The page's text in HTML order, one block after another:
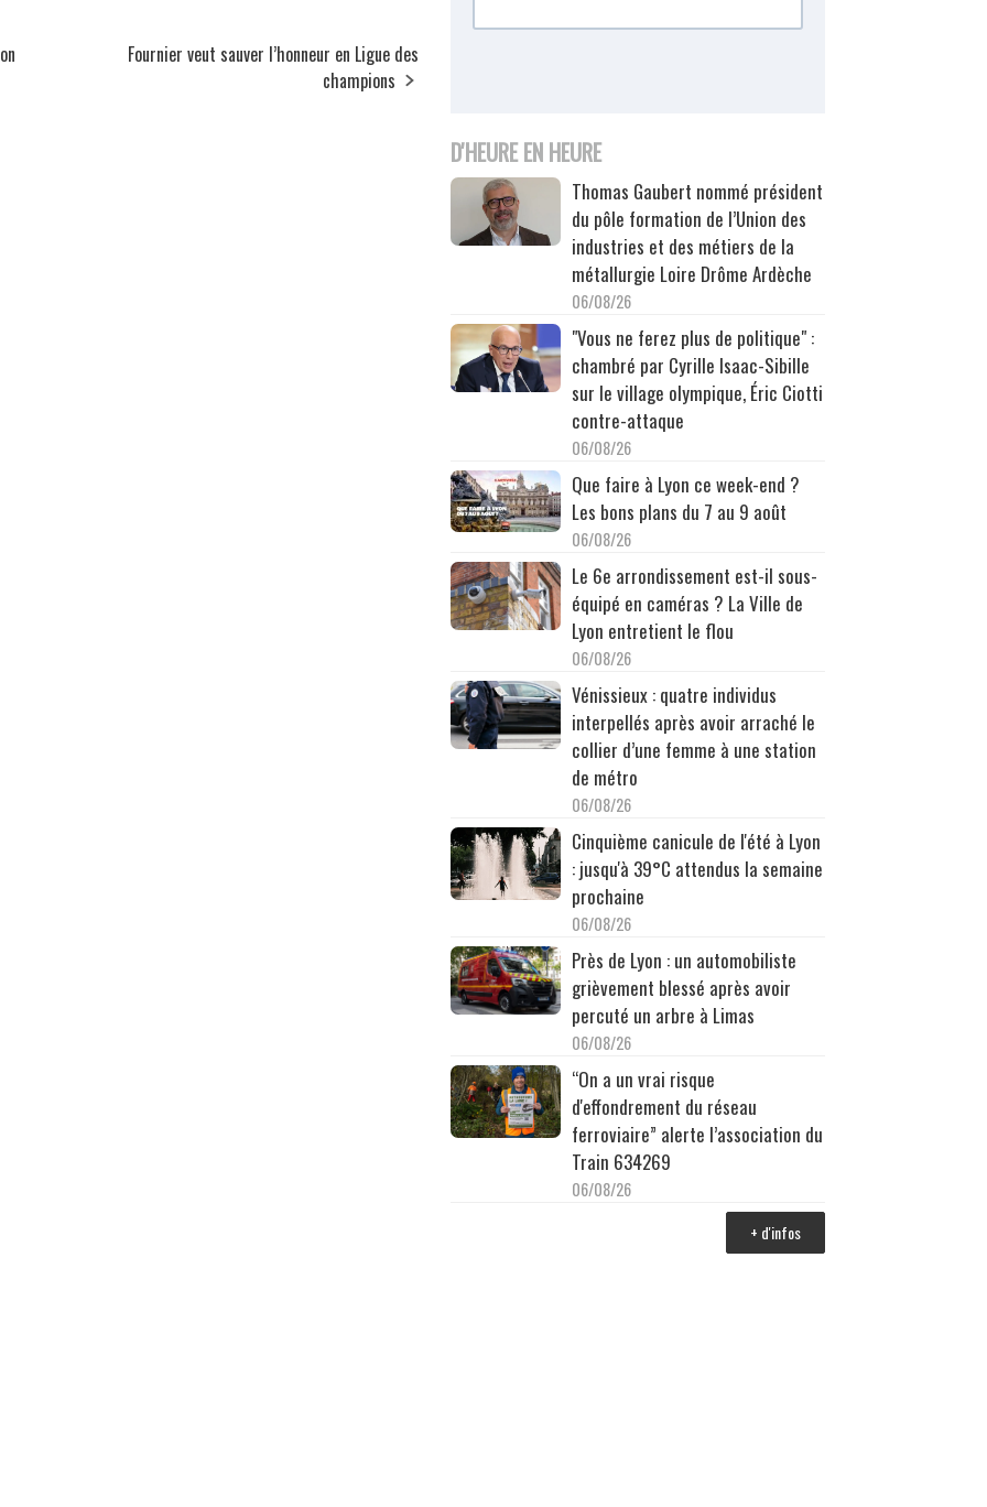
Fournier veut sauver l’honneur en Ligue des
champions
D'HEURE EN HEURE
Thomas Gaubert nommé président
du pôle formation de l’Union des
industries et des métiers de la
métallurgie Loire Drôme Ardèche
06/08/26
"Vous ne ferez plus de politique" :
chambré par Cyrille Isaac-Sibille
sur le village olympique, Éric Ciotti
contre-attaque
06/08/26
Que faire à Lyon ce week-end ?
Les bons plans du 7 au 9 août
06/08/26
Le 6e arrondissement est-il sous-
équipé en caméras ? La Ville de
Lyon entretient le flou
06/08/26
Vénissieux : quatre individus
interpellés après avoir arraché le
collier d’une femme à une station
de métro
06/08/26
Cinquième canicule de l'été à Lyon
: jusqu'à 39°C attendus la semaine
prochaine
06/08/26
Près de Lyon : un automobiliste
grièvement blessé après avoir
percuté un arbre à Limas
06/08/26
“On a un vrai risque
d'effondrement du réseau
ferroviaire” alerte l’association du
Train 634269
06/08/26
+ d'infos